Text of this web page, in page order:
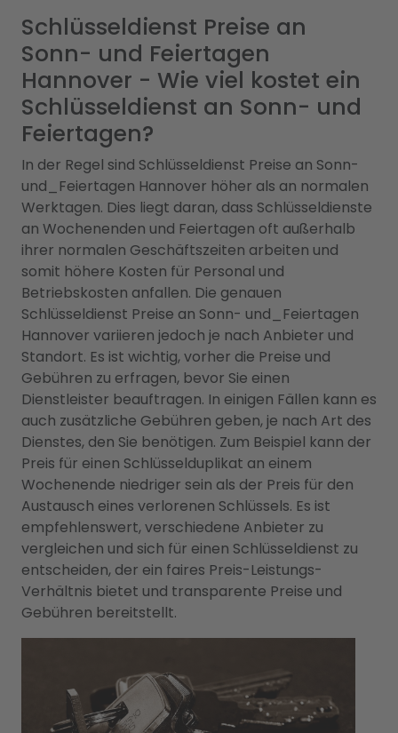
Schlüsseldienst Preise an
Sonn- und Feiertagen
Hannover - Wie viel kostet ein
Schlüsseldienst an Sonn- und
Feiertagen?
In der Regel sind Schlüsseldienst Preise an Sonn-
und_Feiertagen Hannover höher als an normalen
Werktagen. Dies liegt daran, dass Schlüsseldienste
an Wochenenden und Feiertagen oft außerhalb
ihrer normalen Geschäftszeiten arbeiten und
somit höhere Kosten für Personal und
Betriebskosten anfallen. Die genauen
Schlüsseldienst Preise an Sonn- und_Feiertagen
Hannover variieren jedoch je nach Anbieter und
Standort. Es ist wichtig, vorher die Preise und
Gebühren zu erfragen, bevor Sie einen
Dienstleister beauftragen. In einigen Fällen kann es
auch zusätzliche Gebühren geben, je nach Art des
Dienstes, den Sie benötigen. Zum Beispiel kann der
Preis für einen Schlüsselduplikat an einem
Wochenende niedriger sein als der Preis für den
Austausch eines verlorenen Schlüssels. Es ist
empfehlenswert, verschiedene Anbieter zu
vergleichen und sich für einen Schlüsseldienst zu
entscheiden, der ein faires Preis-Leistungs-
Verhältnis bietet und transparente Preise und
Gebühren bereitstellt.